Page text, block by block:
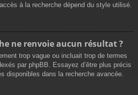
à la recherche dépend du style utilisé.
ne renvoie aucun résultat ?
trop vague ou incluait trop de termes
par phpBB. Essayez d’être plus précis
disponibles dans la recherche avancée.